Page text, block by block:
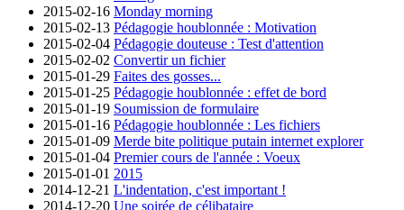
2015-02-16 Monday morning
2015-02-13 Pédagogie houblonnée : Motivation
2015-02-04 Pédagogie douteuse : Test d'attention
2015-02-02 Convertir un fichier
2015-01-29 Faites des gosses...
2015-01-25 Pédagogie houblonnée : effet de bord
2015-01-19 Soumission de formulaire
2015-01-16 Pédagogie houblonnée : Les fichiers
2015-01-09 Merde bite politique putain internet explorer
2015-01-04 Premier cours de l'année : Voeux
2015-01-01 2015
2014-12-21 L'indentation, c'est important !
2014-12-20 Une soirée de célibataire